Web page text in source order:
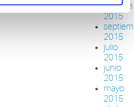
octubre
2015
2015
julio
2015
junio
2015
mayo
2015